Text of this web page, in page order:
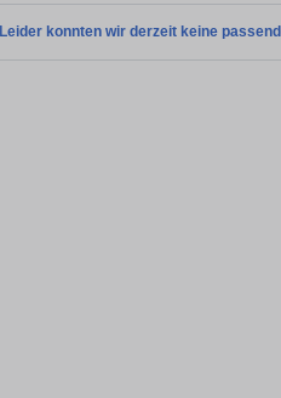
Leider konnten wir derzeit keine